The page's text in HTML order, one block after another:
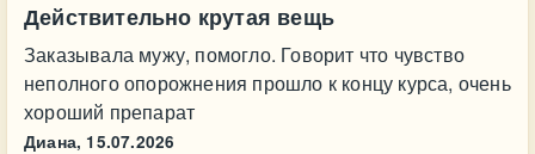
Действительно крутая вещь
Заказывала мужу, помогло. Говорит что чувство
неполного опорожнения прошло к концу курса, очень
хороший препарат
Диана, 15.07.2026